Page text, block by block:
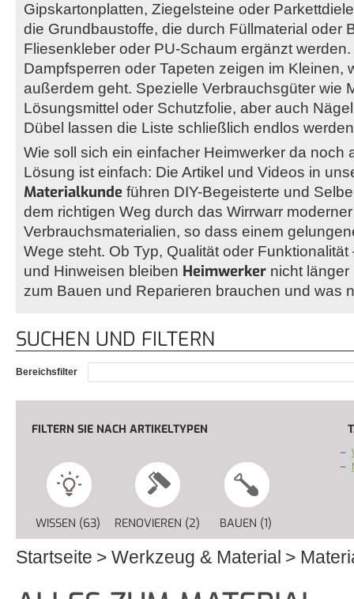
Gipskartonplatten, Ziegelsteine oder
die Grundbaustoffe, die durch Füllmaterial oder
Fliesenkleber oder PU-Schaum ergänzt
Dampfsperren oder Tapeten zeigen im Kleinen,
außerdem geht. Spezielle Verbrauchsgüter wie
Lösungsmittel oder Schutzfolie, aber auch
Dübel lassen die Liste schließlich endlos
Wie soll sich ein einfacher Heimwerker da noch
Lösung ist einfach: Die Artikel und Videos in
Materialkunde führen DIY-Begeisterte und
dem richtigen Weg durch das Wirrwarr
Verbrauchsmaterialien, so dass einem
Wege steht. Ob Typ, Qualität oder
und Hinweisen bleiben Heimwerker nicht
zum Bauen und Reparieren brauchen und was
SUCHEN UND FILTERN
Bereichsfilter
FILTERN SIE NACH ARTIKELTYPEN
WISSEN (63) APPLY WISSEN FILTER
RENOVIEREN (2) APPLY RENOVIEREN FILTER
BAUEN (1)
Startseite Werkzeug & Material